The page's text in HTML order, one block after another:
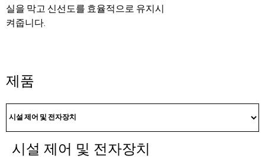
실을 막고 신선도를 효율적으로 유지시
켜줍니다.
제품
시설 제어 및 전자장치